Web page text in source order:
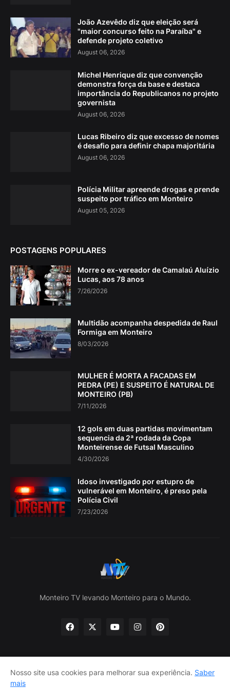
João Azevêdo diz que eleição será
"maior concurso feito na Paraíba" e
defende projeto coletivo
August 06, 2026
Michel Henrique diz que convenção
demonstra força da base e destaca
importância do Republicanos no projeto
governista
August 06, 2026
Lucas Ribeiro diz que excesso de nomes
é desafio para definir chapa majoritária
August 06, 2026
Polícia Militar apreende drogas e prende
suspeito por tráfico em Monteiro
August 05, 2026
POSTAGENS POPULARES
Morre o ex-vereador de Camalaú Aluízio
Lucas, aos 78 anos
7/26/2026
Multidão acompanha despedida de Raul
Formiga em Monteiro
8/03/2026
MULHER É MORTA A FACADAS EM
PEDRA (PE) E SUSPEITO É NATURAL DE
MONTEIRO (PB)
7/11/2026
12 gols em duas partidas movimentam
sequencia da 2ª rodada da Copa
Monteirense de Futsal Masculino
4/30/2026
Idoso investigado por estupro de
vulnerável em Monteiro, é preso pela
Polícia Civil
7/23/2026
Monteiro TV levando Monteiro para o Mundo.
Home Sobre nós
política de Privacidade
Nosso site usa cookies para melhorar sua experiência. Saber
mais